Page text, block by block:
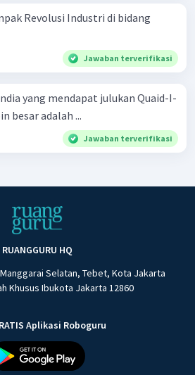
Revolusi Industri di bidang
Jawaban terverifikasi
yang mendapat julukan Quaid-I-
besar adalah ...
Jawaban terverifikasi
RUANGGURU HQ
Manggarai Selatan, Tebet, Kota Jakarta
Khusus Ibukota Jakarta 12860
Aplikasi Roboguru